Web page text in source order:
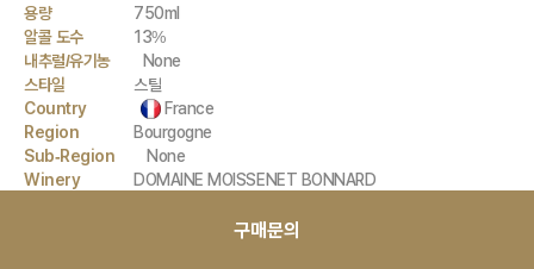
용량
750ml
알콜 도수
13%
내추럴/유기농
None
스타일
스틸
Country
France
Region
Bourgogne
Sub-Region
None
Winery
DOMAINE MOISSENET BONNARD
구매문의